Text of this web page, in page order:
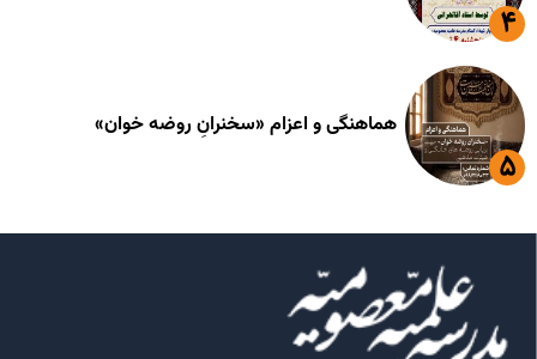
هماهنگی و اعزام «سخنرانِ روضه خوان»